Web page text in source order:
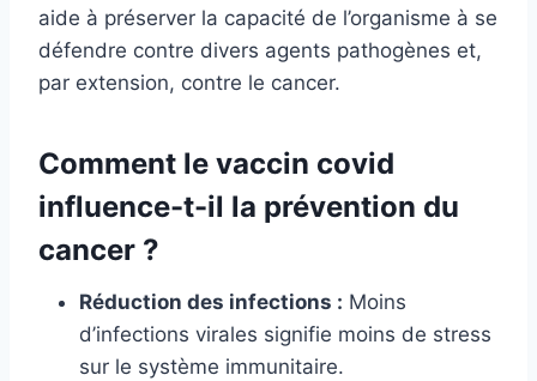
aide à préserver la capacité de l’organisme à se
défendre contre divers agents pathogènes et,
par extension, contre le cancer.
Comment le vaccin covid
influence-t-il la prévention du
cancer ?
Réduction des infections : Moins
d’infections virales signifie moins de stress
sur le système immunitaire.